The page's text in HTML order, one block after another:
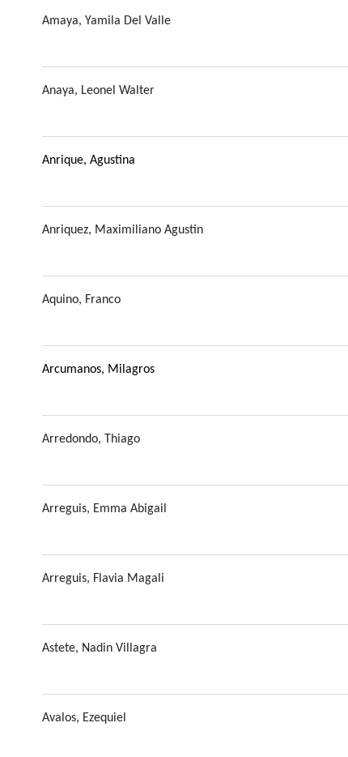
Amaya, Yamila Del Valle
Anaya, Leonel Walter
Anrique, Agustina
Anriquez, Maximiliano Agustin
Aquino, Franco
Arcumanos, Milagros
Arredondo, Thiago
Arreguis, Emma Abigail
Arreguis, Flavia Magali
Astete, Nadin Villagra
Avalos, Ezequiel